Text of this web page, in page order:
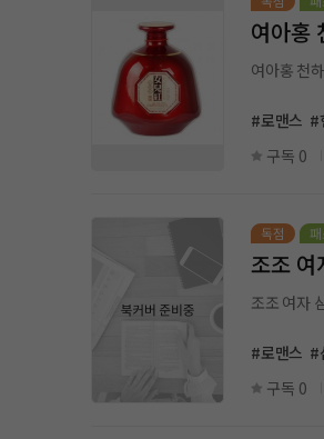
여아홍
여아홍 천
#로맨스 #
구독 0
조조 여
조조 여자
#로맨스 #
구독 0